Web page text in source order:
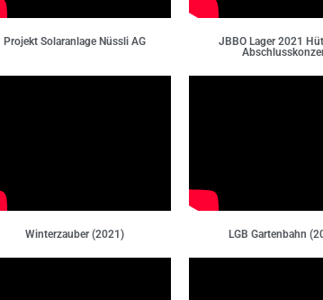
Projekt Solaranlage Nüssli AG
JBBO Lager 2021
Winterzauber (2021) LGB Gartenbahn